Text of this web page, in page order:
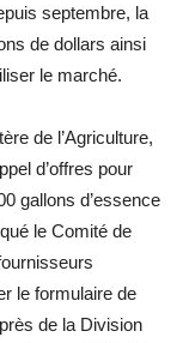
septembre, la
de dollars ainsi
le marché.
de l’Agriculture,
d’offres pour
gallons d’essence
le Comité de
le formulaire de
de la Division